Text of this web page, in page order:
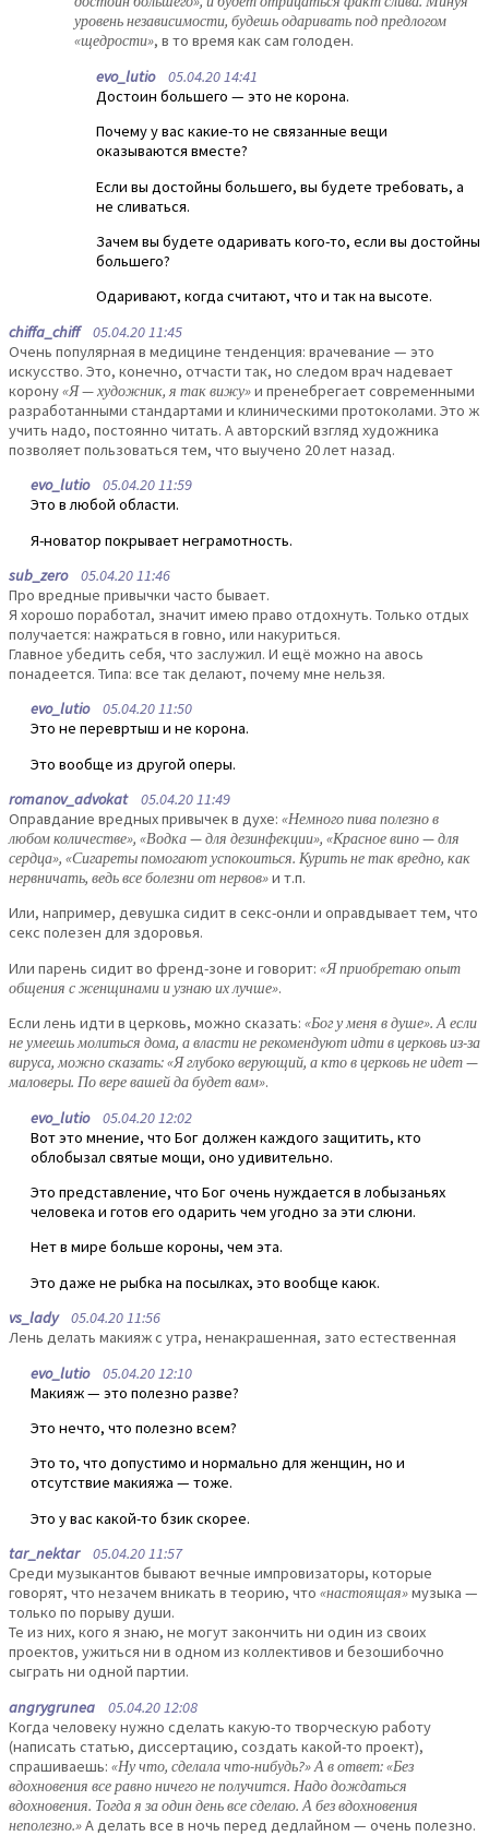
уровень независимости, будешь одаривать под предлогом
«щедрости», в то время как сам голоден.
evo_lutio05.04.20 14:41
Достоин большего — это не корона.
Почему у вас какие-то не связанные вещи
оказываются вместе?
Если вы достойны большего, вы будете требовать, а
не сливаться.
Зачем вы будете одаривать кого-то, если вы достойны
большего?
Одаривают, когда считают, что и так на высоте.
chiffa_chiff05.04.20 11:45
Очень популярная в медицине тенденция: врачевание — это
искусство. Это, конечно, отчасти так, но следом врач надевает
корону«Я — художник, я так вижу»и пренебрегает современными
разработанными стандартами и клиническими протоколами. Это ж
учить надо, постоянно читать. А авторский взгляд художника
позволяет пользоваться тем, что выучено 20 лет назад.
evo_lutio05.04.20 11:59
Это в любой области.
Я-новатор покрывает неграмотность.
sub_zero05.04.20 11:46
Про вредные привычки часто бывает.
Я хорошо поработал, значит имею право отдохнуть. Только отдых
получается: нажраться в говно, или накуриться.
Главное убедить себя, что заслужил. И ещё можно на авось
понадеется. Типа: все так делают, почему мне нельзя.
evo_lutio05.04.20 11:50
Это не перевртыш и не корона.
Это вообще из другой оперы.
romanov_advokat05.04.20 11:49
Оправдание вредных привычек в духе: «Немного пива полезно в
любом количестве», «Водка — для дезинфекции», «Красное вино — для
сердца», «Сигареты помогают успокоиться. Курить не так вредно, как
нервничать, ведь все болезни от нервов»и т.п.
Или, например, девушка сидит в секс-онли и оправдывает тем, что
секс полезен для здоровья.
Или парень сидит во френд-зоне и говорит: «Я приобретаю опыт
общения с женщинами и узнаю их лучше».
Если лень идти в церковь, можно сказать: «Бог у меня в душе». А если
не умеешь молиться дома, а власти не рекомендуют идти в церковь из-за
вируса, можно сказать: «Я глубоко верующий, а кто в церковь не идет —
маловеры. По вере вашей да будет вам».
evo_lutio05.04.20 12:02
Вот это мнение, что Бог должен каждого защитить, кто
облобызал святые мощи, оно удивительно.
Это представление, что Бог очень нуждается в лобызаньях
человека и готов его одарить чем угодно за эти слюни.
Нет в мире больше короны, чем эта.
Это даже не рыбка на посылках, это вообще каюк.
vs_lady05.04.20 11:56
Лень делать макияж с утра, ненакрашенная, зато естественная
evo_lutio05.04.20 12:10
Макияж — это полезно разве?
Это нечто, что полезно всем?
Это то, что допустимо и нормально для женщин, но и
отсутствие макияжа — тоже.
Это у вас какой-то бзик скорее.
tar_nektar05.04.20 11:57
Среди музыкантов бывают вечные импровизаторы, которые
говорят, что незачем вникать в теорию, что «настоящая»музыка —
только по порыву души.
Те из них, кого я знаю, не могут закончить ни один из своих
проектов, ужиться ни в одном из коллективов и безошибочно
сыграть ни одной партии.
angrygrunea 05.04.20 12:08
Когда человеку нужно сделать какую-то творческую работу
(написать статью, диссертацию, создать какой-то проект),
спрашиваешь: «Ну что, сделала что-нибудь?» А в ответ: «Без
вдохновения все равно ничего не получится. Надо дождаться
вдохновения. Тогда я за один день все сделаю. А без вдохновения
неполезно.»А делать все в ночь перед дедлайном — очень полезно.